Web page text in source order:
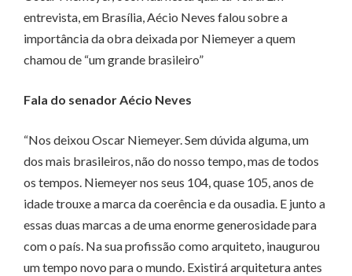
entrevista, em Brasília, Aécio Neves falou sobre a
importância da obra deixada por Niemeyer a quem
chamou de “um grande brasileiro”
Fala do senador Aécio Neves
“Nos deixou Oscar Niemeyer. Sem dúvida alguma, um
dos mais brasileiros, não do nosso tempo, mas de todos
os tempos. Niemeyer nos seus 104, quase 105, anos de
idade trouxe a marca da coerência e da ousadia. E junto a
essas duas marcas a de uma enorme generosidade para
com o país. Na sua profissão como arquiteto, inaugurou
um tempo novo para o mundo. Existirá arquitetura antes